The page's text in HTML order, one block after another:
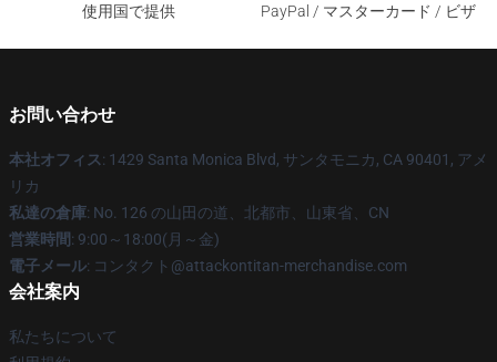
使用国で提供
PayPal / マスターカード / ビザ
お問い合わせ
本社オフィス: 1429 Santa Monica Blvd, サンタモニカ, CA 90401, アメ
リカ
私達の倉庫: No. 126 の山田の道、北都市、山東省、CN
営業時間: 9:00～18:00(月～金)
電子メール: コンタクト@attackontitan-merchandise.com
会社案内
私たちについて